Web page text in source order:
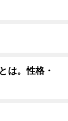
は。性格・